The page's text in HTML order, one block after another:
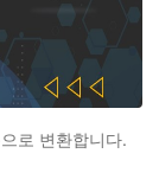
로 변환합니다.